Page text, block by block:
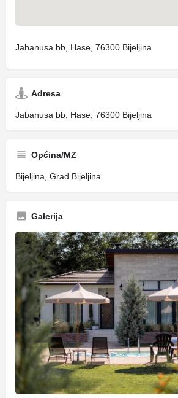
Jabanusa bb, Hase, 76300 Bijeljina
Adresa
Jabanusa bb, Hase, 76300 Bijeljina
Općina/MZ
Bijeljina, Grad Bijeljina
Galerija